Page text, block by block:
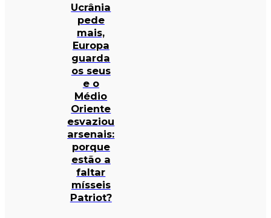
Ucrânia
pede
mais,
Europa
guarda
os seus
e o
Médio
Oriente
esvaziou
arsenais:
porque
estão a
faltar
mísseis
Patriot?